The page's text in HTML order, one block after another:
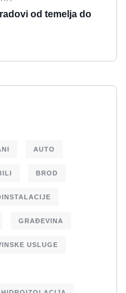
od temelja do
AUTO
BROD
GRAĐEVINA
USLUGE